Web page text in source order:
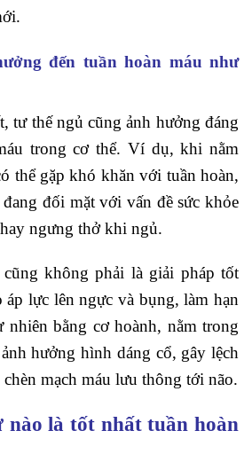
đến tuần hoàn máu như
tư thế ngủ cũng ảnh hưởng đáng
trong cơ thể. Ví dụ, khi nằm
thể gặp khó khăn với tuần hoàn,
đối mặt với vấn đề sức khỏe
ngưng thở khi ngủ.
cũng không phải là giải pháp tốt
áp lực lên ngực và bụng, làm hạn
nhiên bằng cơ hoành, nằm trong
hưởng hình dáng cổ, gây lệch
mạch máu lưu thông tới não.
nào là tốt nhất tuần hoàn